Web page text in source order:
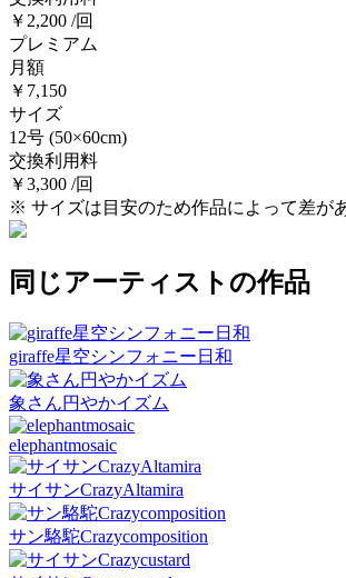
￥2,200 /回
プレミアム
月額
￥7,150
サイズ
12号 (50×60cm)
交換利用料
￥3,300 /回
※ サイズは目安のため作品によって差が
同じアーティストの作品
giraffe星空シンフォニー日和
象さん円やかイズム
elephantmosaic
サイサンCrazyAltamira
サン駱駝Crazycomposition